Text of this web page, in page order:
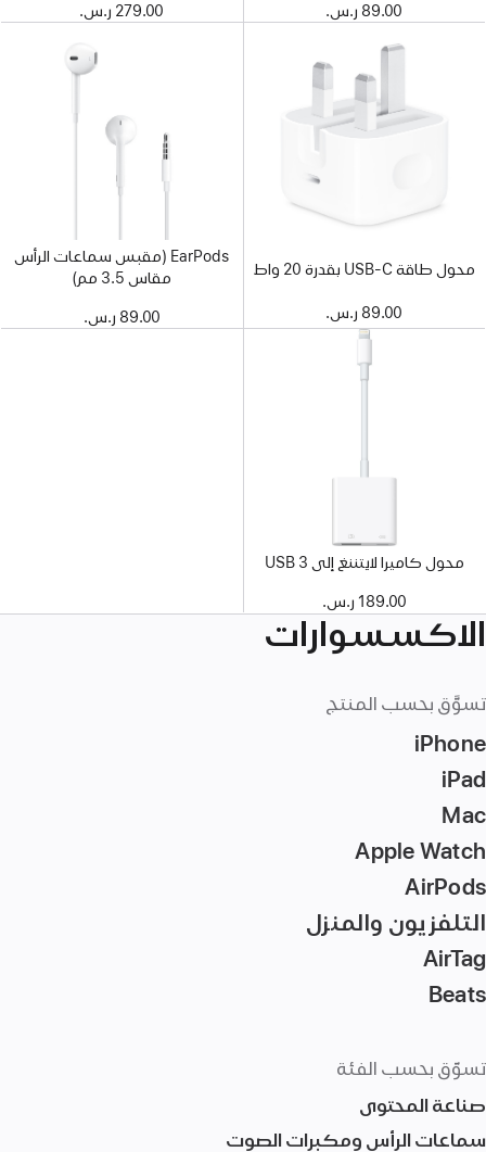
89.00 ر.س.‏ 279.00 ر.س.‏
محول طاقة USB-C بقدرة 20 واط
89.00 ر.س.‏
EarPods (مقبس سماعات الرأس
مقاس 3.5 مم)
89.00 ر.س.‏
محول كاميرا لايتننغ إلى 3 USB
189.00 ر.س.‏
الاكسسوارات
تسوَّق بحسب المنتج
iPhone
iPad
Mac‏
Apple Watch
AirPods
التلفزيون والمنزل
AirTag‏
Beats
تسوّق بحسب الفئة
صناعة المحتوى
سماعات الرأس ومكبرات الصوت